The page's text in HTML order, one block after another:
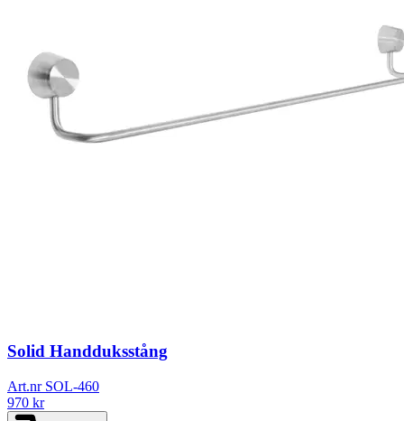
Solid Handduksstång
Art.nr SOL-460
970 kr